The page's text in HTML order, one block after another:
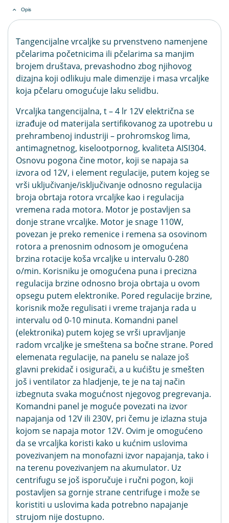
Opis
Tangencijalne vrcaljke su prvenstveno namenjene
pčelarima početnicima ili pčelarima sa manjim
brojem društava, prevashodno zbog njihovog
dizajna koji odlikuju male dimenzije i masa vrcaljke
koja pčelaru omogućuje laku selidbu.
Vrcaljka tangencijalna, t – 4 lr 12V električna se
izrađuje od materijala sertifikovanog za upotrebu u
prehrambenoj industriji – prohromskog lima,
antimagnetnog, kiselootpornog, kvaliteta AISI304.
Osnovu pogona čine motor, koji se napaja sa
izvora od 12V, i element regulacije, putem kojeg se
vrši uključivanje/isključivanje odnosno regulacija
broja obrtaja rotora vrcaljke kao i regulacija
vremena rada motora. Motor je postavljen sa
donje strane vrcaljke. Motor je snage 110W,
povezan je preko remenice i remena sa osovinom
rotora a prenosnim odnosom je omogućena
brzina rotacije koša vrcaljke u intervalu 0-280
o/min. Korisniku je omogućena puna i precizna
regulacija brzine odnosno broja obrtaja u ovom
opsegu putem elektronike. Pored regulacije brzine,
korisnik može regulisati i vreme trajanja rada u
intervalu od 0-10 minuta. Komandni panel
(elektronika) putem kojeg se vrši upravljanje
radom vrcaljke je smeštena sa bočne strane. Pored
elemenata regulacije, na panelu se nalaze još
glavni prekidač i osigurači, a u kućištu je smešten
još i ventilator za hladjenje, te je na taj način
izbegnuta svaka mogućnost njegovog pregrevanja.
Komandni panel je moguće povezati na izvor
napajanja od 12V ili 230V, pri čemu je izlazna stuja
kojom se napaja motor 12V. Ovim je omogućeno
da se vrcaljka koristi kako u kućnim uslovima
povezivanjem na monofazni izvor napajanja, tako i
na terenu povezivanjem na akumulator. Uz
centrifugu se još isporučuje i ručni pogon, koji
postavljen sa gornje strane centrifuge i može se
koristiti u uslovima kada potrebno napajanje
strujom nije dostupno.